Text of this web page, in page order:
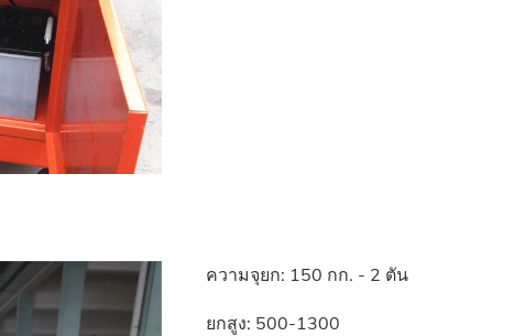
ความจุยก: 150 กก. - 2 ตัน
ยกสูง: 500-1300